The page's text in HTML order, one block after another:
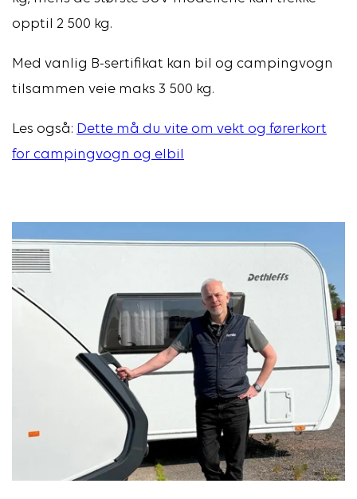
opptil 2 500 kg.
Med vanlig B-sertifikat kan bil og campingvogn
tilsammen veie maks 3 500 kg.
Les også: Dette må du vite om vekt og førerkort
for campingvogn og elbil